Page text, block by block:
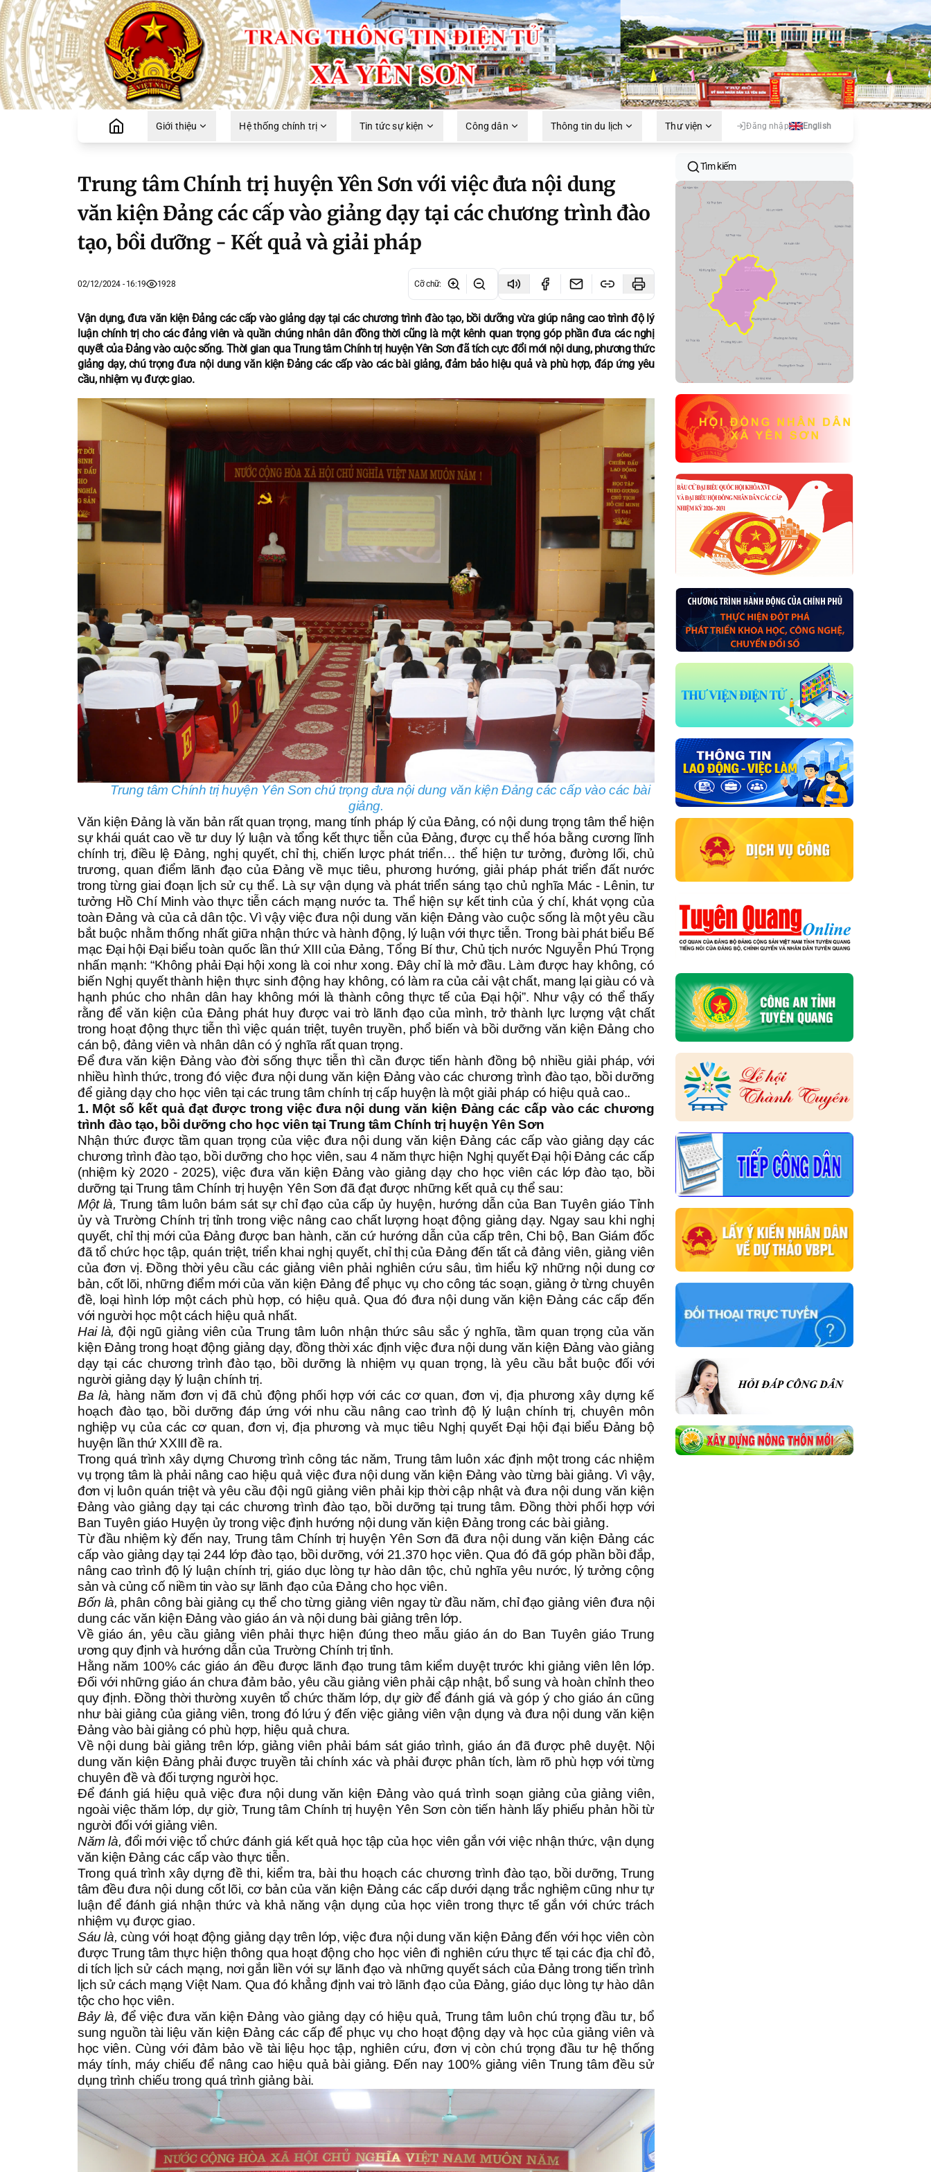
Giới thiệu Hệ thống chính trị Tin tức sự kiện Công dân Thông tin du lịch Thư viện Đăng nhập English
Trung tâm Chính trị huyện Yên Sơn với việc đưa nội dung
văn kiện Đảng các cấp vào giảng dạy tại các chương trình đào
tạo, bồi dưỡng - Kết quả và giải pháp
02/12/2024 - 16:19 1928 Cỡ chữ:
Vận dụng, đưa văn kiện Đảng các cấp vào giảng dạy tại các chương trình đào tạo, bồi dưỡng vừa giúp nâng cao trình độ lý
luận chính trị cho các đảng viên và quần chúng nhân dân đồng thời cũng là một kênh quan trọng góp phần đưa các nghị
quyết của Đảng vào cuộc sống. Thời gian qua Trung tâm Chính trị huyện Yên Sơn đã tích cực đổi mới nội dung, phương thức
giảng dạy, chú trọng đưa nội dung văn kiện Đảng các cấp vào các bài giảng, đảm bảo hiệu quả và phù hợp, đáp ứng yêu
cầu, nhiệm vụ được giao.
Trung tâm Chính trị huyện Yên Sơn chú trọng đưa nội dung văn kiện Đảng các cấp vào các bài
giảng.
Văn kiện Đảng là văn bản rất quan trọng, mang tính pháp lý của Đảng, có nội dung trọng tâm thể hiện
sự khái quát cao về tư duy lý luận và tổng kết thực tiễn của Đảng, được cụ thể hóa bằng cương lĩnh
chính trị, điều lệ Đảng, nghị quyết, chỉ thị, chiến lược phát triển… thể hiện tư tưởng, đường lối, chủ
trương, quan điểm lãnh đạo của Đảng về mục tiêu, phương hướng, giải pháp phát triển đất nước
trong từng giai đoạn lịch sử cụ thể. Là sự vận dụng và phát triển sáng tạo chủ nghĩa Mác - Lênin, tư
tưởng Hồ Chí Minh vào thực tiễn cách mạng nước ta. Thể hiện sự kết tinh của ý chí, khát vọng của
toàn Đảng và của cả dân tộc. Vì vậy việc đưa nội dung văn kiện Đảng vào cuộc sống là một yêu cầu
bắt buộc nhằm thống nhất giữa nhận thức và hành động, lý luận với thực tiễn. Trong bài phát biểu Bế
mạc Đại hội Đại biểu toàn quốc lần thứ XIII của Đảng, Tổng Bí thư, Chủ tịch nước Nguyễn Phú Trọng
nhấn mạnh: “Không phải Đại hội xong là coi như xong. Đây chỉ là mở đầu. Làm được hay không, có
biến Nghị quyết thành hiện thực sinh động hay không, có làm ra của cải vật chất, mang lại giàu có và
hạnh phúc cho nhân dân hay không mới là thành công thực tế của Đại hội”. Như vậy có thể thấy
rằng để văn kiện của Đảng phát huy được vai trò lãnh đạo của mình, trở thành lực lượng vật chất
trong hoạt động thực tiễn thì việc quán triệt, tuyên truyền, phổ biến và bồi dưỡng văn kiện Đảng cho
cán bộ, đảng viên và nhân dân có ý nghĩa rất quan trọng.
Để đưa văn kiện Đảng vào đời sống thực tiễn thì cần được tiến hành đồng bộ nhiều giải pháp, với
nhiều hình thức, trong đó việc đưa nội dung văn kiện Đảng vào các chương trình đào tạo, bồi dưỡng
để giảng dạy cho học viên tại các trung tâm chính trị cấp huyện là một giải pháp có hiệu quả cao..
1. Một số kết quả đạt được trong việc đưa nội dung văn kiện Đảng các cấp vào các chương
trình đào tạo, bồi dưỡng cho học viên tại Trung tâm Chính trị huyện Yên Sơn
Nhận thức được tầm quan trọng của việc đưa nội dung văn kiện Đảng các cấp vào giảng dạy các
chương trình đào tạo, bồi dưỡng cho học viên, sau 4 năm thực hiện Nghị quyết Đại hội Đảng các cấp
(nhiệm kỳ 2020 - 2025), việc đưa văn kiện Đảng vào giảng dạy cho học viên các lớp đào tạo, bồi
dưỡng tại Trung tâm Chính trị huyện Yên Sơn đã đạt được những kết quả cụ thể sau:
Một là, Trung tâm luôn bám sát sự chỉ đạo của cấp ủy huyện, hướng dẫn của Ban Tuyên giáo Tỉnh
ủy và Trường Chính trị tỉnh trong việc nâng cao chất lượng hoạt động giảng dạy. Ngay sau khi nghị
quyết, chỉ thị mới của Đảng được ban hành, căn cứ hướng dẫn của cấp trên, Chi bộ, Ban Giám đốc
đã tổ chức học tập, quán triệt, triển khai nghị quyết, chỉ thị của Đảng đến tất cả đảng viên, giảng viên
của đơn vị. Đồng thời yêu cầu các giảng viên phải nghiên cứu sâu, tìm hiểu kỹ những nội dung cơ
bản, cốt lõi, những điểm mới của văn kiện Đảng để phục vụ cho công tác soạn, giảng ở từng chuyên
đề, loại hình lớp một cách phù hợp, có hiệu quả. Qua đó đưa nội dung văn kiện Đảng các cấp đến
với người học một cách hiệu quả nhất.
Hai là,đội ngũ giảng viên của Trung tâm luôn nhận thức sâu sắc ý nghĩa, tầm quan trọng của văn
kiện Đảng trong hoạt động giảng dạy, đồng thời xác định việc đưa nội dung văn kiện Đảng vào giảng
dạy tại các chương trình đào tạo, bồi dưỡng là nhiệm vụ quan trọng, là yêu cầu bắt buộc đối với
người giảng dạy lý luận chính trị.
Ba là, hàng năm đơn vị đã chủ động phối hợp với các cơ quan, đơn vị, địa phương xây dựng kế
hoạch đào tạo, bồi dưỡng đáp ứng với nhu cầu nâng cao trình độ lý luận chính trị, chuyên môn
nghiệp vụ của các cơ quan, đơn vị, địa phương và mục tiêu Nghị quyết Đại hội đại biểu Đảng bộ
huyện lần thứ XXIII đề ra.
Trong quá trình xây dựng Chương trình công tác năm, Trung tâm luôn xác định một trong các nhiệm
vụ trọng tâm là phải nâng cao hiệu quả việc đưa nội dung văn kiện Đảng vào từng bài giảng. Vì vậy,
đơn vị luôn quán triệt và yêu cầu đội ngũ giảng viên phải kịp thời cập nhật và đưa nội dung văn kiện
Đảng vào giảng dạy tại các chương trình đào tạo, bồi dưỡng tại trung tâm. Đồng thời phối hợp với
Ban Tuyên giáo Huyện ủy trong việc định hướng nội dung văn kiện Đảng trong các bài giảng.
Từ đầu nhiệm kỳ đến nay, Trung tâm Chính trị huyện Yên Sơn đã đưa nội dung văn kiện Đảng các
cấp vào giảng dạy tại 244 lớp đào tạo, bồi dưỡng, với 21.370 học viên. Qua đó đã góp phần bồi đắp,
nâng cao trình độ lý luận chính trị, giáo dục lòng tự hào dân tộc, chủ nghĩa yêu nước, lý tưởng cộng
sản và củng cố niềm tin vào sự lãnh đạo của Đảng cho học viên.
Bốn là, phân công bài giảng cụ thể cho từng giảng viên ngay từ đầu năm, chỉ đạo giảng viên đưa nội
dung các văn kiện Đảng vào giáo án và nội dung bài giảng trên lớp.
Về giáo án, yêu cầu giảng viên phải thực hiện đúng theo mẫu giáo án do Ban Tuyên giáo Trung
ương quy định và hướng dẫn của Trường Chính trị tỉnh.
Hằng năm 100% các giáo án đều được lãnh đạo trung tâm kiểm duyệt trước khi giảng viên lên lớp.
Đối với những giáo án chưa đảm bảo, yêu cầu giảng viên phải cập nhật, bổ sung và hoàn chỉnh theo
quy định. Đồng thời thường xuyên tổ chức thăm lớp, dự giờ để đánh giá và góp ý cho giáo án cũng
như bài giảng của giảng viên, trong đó lứu ý đến việc giảng viên vận dụng và đưa nội dung văn kiện
Đảng vào bài giảng có phù hợp, hiệu quả chưa.
Về nội dung bài giảng trên lớp, giảng viên phải bám sát giáo trình, giáo án đã được phê duyệt. Nội
dung văn kiện Đảng phải được truyền tải chính xác và phải được phân tích, làm rõ phù hợp với từng
chuyên đề và đối tượng người học.
Để đánh giá hiệu quả việc đưa nội dung văn kiện Đảng vào quá trình soạn giảng của giảng viên,
ngoài việc thăm lớp, dự giờ, Trung tâm Chính trị huyện Yên Sơn còn tiến hành lấy phiếu phản hồi từ
người đối với giảng viên.
Năm là, đổi mới việc tổ chức đánh giá kết quả học tập của học viên gắn với việc nhận thức, vận dụng
văn kiện Đảng các cấp vào thực tiễn.
Trong quá trình xây dựng đề thi, kiểm tra, bài thu hoạch các chương trình đào tạo, bồi dưỡng, Trung
tâm đều đưa nội dung cốt lõi, cơ bản của văn kiện Đảng các cấp dưới dạng trắc nghiệm cũng như tự
luận để đánh giá nhận thức và khả năng vận dụng của học viên trong thực tế gắn với chức trách
nhiệm vụ được giao.
Sáu là, cùng với hoạt động giảng dạy trên lớp, việc đưa nội dung văn kiện Đảng đến với học viên còn
được Trung tâm thực hiện thông qua hoạt động cho học viên đi nghiên cứu thực tế tại các địa chỉ đỏ,
di tích lịch sử cách mạng, nơi gắn liền với sự lãnh đạo và những quyết sách của Đảng trong tiến trình
lịch sử cách mạng Việt Nam. Qua đó khẳng định vai trò lãnh đạo của Đảng, giáo dục lòng tự hào dân
tộc cho học viên.
Bảy là, để việc đưa văn kiện Đảng vào giảng dạy có hiệu quả, Trung tâm luôn chú trọng đầu tư, bổ
sung nguồn tài liệu văn kiện Đảng các cấp để phục vụ cho hoạt động dạy và học của giảng viên và
học viên. Cùng với đảm bảo về tài liệu học tập, nghiên cứu, đơn vị còn chú trọng đầu tư hệ thống
máy tính, máy chiếu để nâng cao hiệu quả bài giảng. Đến nay 100% giảng viên Trung tâm đều sử
dụng trình chiếu trong quá trình giảng bài.
Tìm kiếm